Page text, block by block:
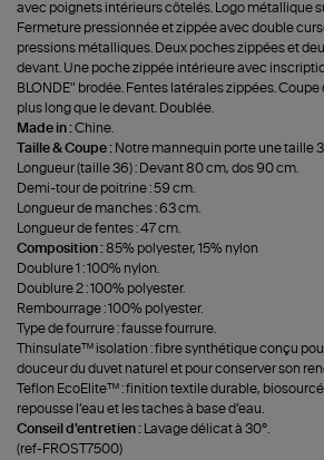
avec poignets intérieurs côtelés. Logo métallique
Fermeture pressionnée et zippée avec double
pressions métalliques. Deux poches zippées et
devant. Une poche zippée intérieure avec
BLONDE" brodée. Fentes latérales zippées. Coupe
plus long que le devant. Doublée.
Made in :Chine.
Taille & Coupe : Notre mannequin porte une taille
Longueur (taille 36) : Devant 80 cm, dos 90 cm.
Demi-tour de poitrine : 59 cm.
Longueur de manches : 63 cm.
Longueur de fentes : 47 cm.
Composition :85% polyester, 15% nylon
Doublure 1 : 100% nylon.
Doublure 2 : 100% polyester.
Rembourrage : 100% polyester.
Type de fourrure : fausse fourrure.
Thinsulate™ isolation : fibre synthétique conçu
douceur du duvet naturel et pour conserver son
Teflon EcoElite™ : finition textile durable,
repousse l’eau et les taches à base d’eau.
Conseil d'entretien : Lavage délicat à 30°.
(ref-FROST7500)